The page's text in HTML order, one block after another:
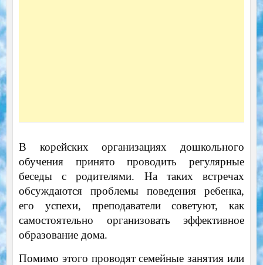
В корейских организациях дошкольного
обучения принято проводить регулярные
беседы с родителями. На таких встречах
обсуждаются проблемы поведения ребенка,
его успехи, преподаватели советуют, как
самостоятельно организовать эффективное
образование дома.
Помимо этого проводят семейные занятия или